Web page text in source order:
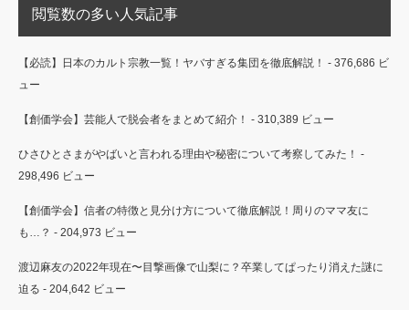
閲覧数の多い人気記事
【必読】日本のカルト宗教一覧！ヤバすぎる集団を徹底解説！ - 376,686 ビ
ュー
【創価学会】芸能人で脱会者をまとめて紹介！ - 310,389 ビュー
ひさひとさまがやばいと言われる理由や秘密について考察してみた！ -
298,496 ビュー
【創価学会】信者の特徴と見分け方について徹底解説！周りのママ友に
も…？ - 204,973 ビュー
渡辺麻友の2022年現在〜目撃画像で山梨に？卒業してぱったり消えた謎に
迫る - 204,642 ビュー